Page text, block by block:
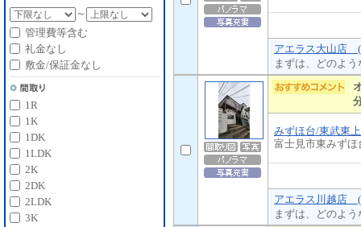
アエラス大山店 (
まずは、どのよ
みずほ台/東武東
富士見市東みずほ
アエラス川越店 (
まずは、どのよ
～
管理費等含む
礼金なし
敷金/保証金なし
1R
1K
1DK
1LDK
2K
2DK
2LDK
3K